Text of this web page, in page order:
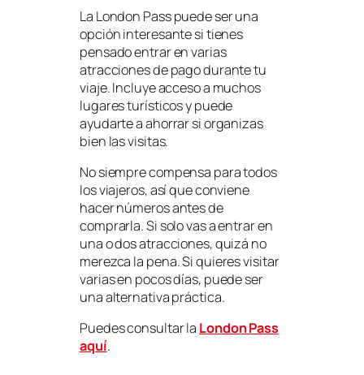
La London Pass puede ser una
opción interesante si tienes
pensado entrar en varias
atracciones de pago durante tu
viaje. Incluye acceso a muchos
lugares turísticos y puede
ayudarte a ahorrar si organizas
bien las visitas.
No siempre compensa para todos
los viajeros, así que conviene
hacer números antes de
comprarla. Si solo vas a entrar en
una o dos atracciones, quizá no
merezca la pena. Si quieres visitar
varias en pocos días, puede ser
una alternativa práctica.
Puedes consultar la London Pass
aquí.